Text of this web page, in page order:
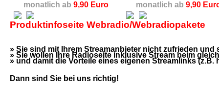
monatlich ab 9,90 Euro
monatlich ab 9,90
Produktinfoseite Webradio/Webradiopakete
» Sie sind mit Ihrem Streamanbieter nicht zufrieden
» Sie wollen Ihre Radioseite inklusive Stream beim
» und damit die Vorteile eines eigenen Streamlinks
Dann sind Sie bei uns richtig!